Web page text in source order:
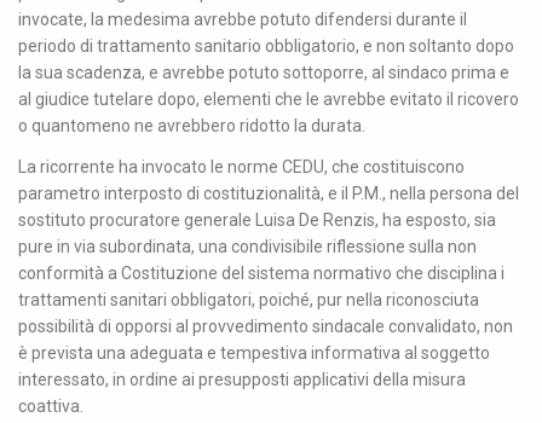
invocate, la medesima avrebbe potuto difendersi durante il
periodo di trattamento sanitario obbligatorio, e non soltanto dopo
la sua scadenza, e avrebbe potuto sottoporre, al sindaco prima e
al giudice tutelare dopo, elementi che le avrebbe evitato il ricovero
o quantomeno ne avrebbero ridotto la durata.
La ricorrente ha invocato le norme CEDU, che costituiscono
parametro interposto di costituzionalità, e il P.M., nella persona del
sostituto procuratore generale Luisa De Renzis, ha esposto, sia
pure in via subordinata, una condivisibile riflessione sulla non
conformità a Costituzione del sistema normativo che disciplina i
trattamenti sanitari obbligatori, poiché, pur nella riconosciuta
possibilità di opporsi al provvedimento sindacale convalidato, non
è prevista una adeguata e tempestiva informativa al soggetto
interessato, in ordine ai presupposti applicativi della misura
coattiva.